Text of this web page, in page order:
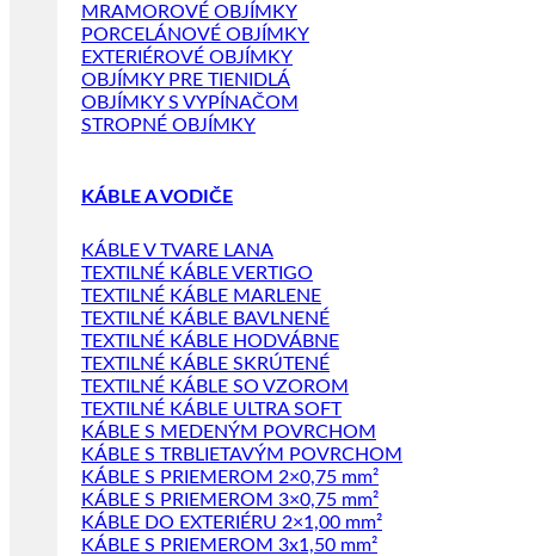
MRAMOROVÉ OBJÍMKY
PORCELÁNOVÉ OBJÍMKY
EXTERIÉROVÉ OBJÍMKY
OBJÍMKY PRE TIENIDLÁ
OBJÍMKY S VYPÍNAČOM
STROPNÉ OBJÍMKY
KÁBLE A VODIČE
KÁBLE V TVARE LANA
TEXTILNÉ KÁBLE VERTIGO
TEXTILNÉ KÁBLE MARLENE
TEXTILNÉ KÁBLE BAVLNENÉ
TEXTILNÉ KÁBLE HODVÁBNE
TEXTILNÉ KÁBLE SKRÚTENÉ
TEXTILNÉ KÁBLE SO VZOROM
TEXTILNÉ KÁBLE ULTRA SOFT
KÁBLE S MEDENÝM POVRCHOM
KÁBLE S TRBLIETAVÝM POVRCHOM
KÁBLE S PRIEMEROM 2×0,75 mm²
KÁBLE S PRIEMEROM 3×0,75 mm²
KÁBLE DO EXTERIÉRU 2×1,00 mm²
KÁBLE S PRIEMEROM 3x1,50 mm²